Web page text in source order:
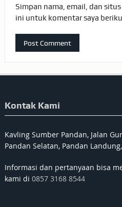
Simpan nama, email, dan
ini untuk komentar saya
Kontak Kami
Kavling Sumber Pandan, Jalan
Pandan Selatan, Pandan
Informasi dan pertanyaan bisa
kami di 0857 3168 8544